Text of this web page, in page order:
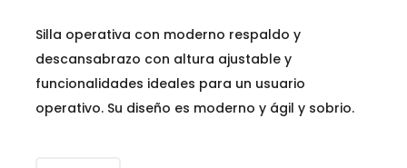
Silla operativa con moderno respaldo y
descansabrazo con altura ajustable y
funcionalidades ideales para un usuario
operativo. Su diseño es moderno y ágil y sobrio.